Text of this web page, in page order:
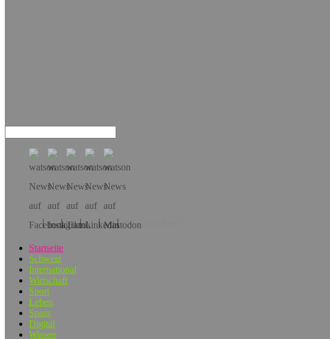
Hol dir die App!
Startseite
Schweiz
International
Wirtschaft
Sport
Leben
Spass
Digital
Wissen